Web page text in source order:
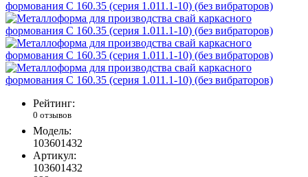
Рейтинг:
0 отзывов
Модель:
103601432
Артикул:
103601432